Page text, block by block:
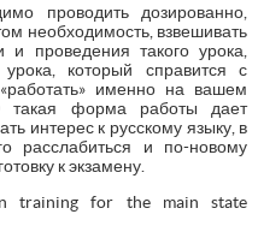
проводить дозированно,
необходимость, взвешивать
проведения такого урока,
который справится с
именно на вашем
такая форма работы дает
интерес к русскому языку, в
расслабиться и по-новому
к экзамену.
training for the main state